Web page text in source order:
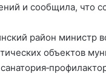
и сообщила, что
район министр
объектов